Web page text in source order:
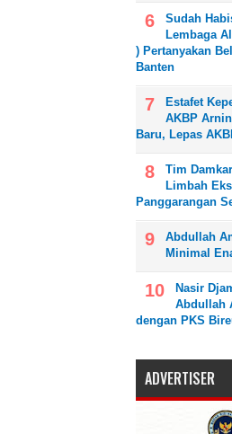
‎Sudah
Lembaga
) Pertanyakan
Banten
Estafet
AKBP
Baru, Lepas
Tim
Limbah
Panggarangan
Abdullah
Minimal
Nasir
Abdullah
dengan PKS
ADVERTISER